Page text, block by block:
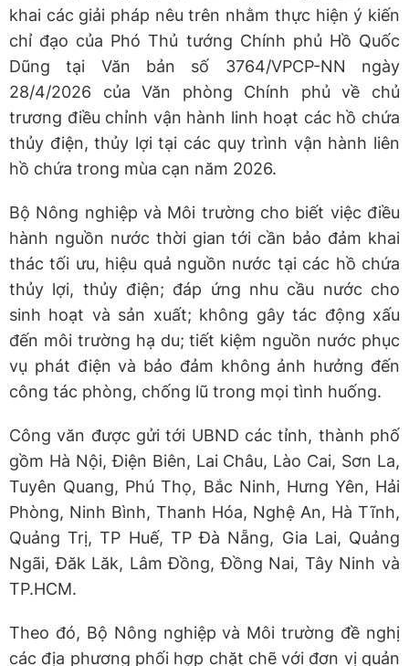
khai các giải pháp nêu trên nhằm thực hiện ý kiến
chỉ đạo của Phó Thủ tướng Chính phủ Hồ Quốc
Dũng tại Văn bản số 3764/VPCP-NN ngày
28/4/2026 của Văn phòng Chính phủ về chủ
trương điều chỉnh vận hành linh hoạt các hồ chứa
thủy điện, thủy lợi tại các quy trình vận hành liên
hồ chứa trong mùa cạn năm 2026.
Bộ Nông nghiệp và Môi trường cho biết việc điều
hành nguồn nước thời gian tới cần bảo đảm khai
thác tối ưu, hiệu quả nguồn nước tại các hồ chứa
thủy lợi, thủy điện; đáp ứng nhu cầu nước cho
sinh hoạt và sản xuất; không gây tác động xấu
đến môi trường hạ du; tiết kiệm nguồn nước phục
vụ phát điện và bảo đảm không ảnh hưởng đến
công tác phòng, chống lũ trong mọi tình huống.
Công văn được gửi tới UBND các tỉnh, thành phố
gồm Hà Nội, Điện Biên, Lai Châu, Lào Cai, Sơn La,
Tuyên Quang, Phú Thọ, Bắc Ninh, Hưng Yên, Hải
Phòng, Ninh Bình, Thanh Hóa, Nghệ An, Hà Tĩnh,
Quảng Trị, TP Huế, TP Đà Nẵng, Gia Lai, Quảng
Ngãi, Đăk Lăk, Lâm Đồng, Đồng Nai, Tây Ninh và
TP.HCM.
Theo đó, Bộ Nông nghiệp và Môi trường đề nghị
các địa phương phối hợp chặt chẽ với đơn vị quản